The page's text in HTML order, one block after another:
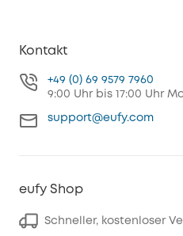
Kontakt
+49 (0) 69 9579 7960
9:00 Uhr bis 17:00 Uhr
support@eufy.com
eufy Shop
Schneller, kostenloser